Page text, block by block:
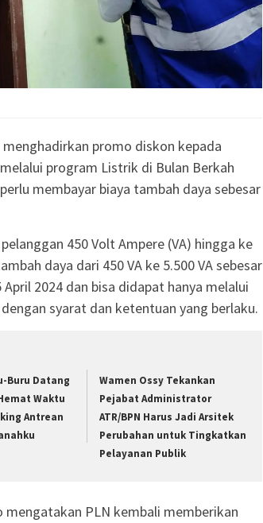
promo diskon kepada
program Listrik di Bulan Berkah
membayar biaya tambah daya sebesar
450 Volt Ampere (VA) hingga ke
daya dari 450 VA ke 5.500 VA sebesar
2024 dan bisa didapat hanya melalui
syarat dan ketentuan yang berlaku.
Buru Datang
Waktu
Antrean
Wamen Ossy Tekankan
Pejabat Administrator
ATR/BPN Harus Jadi Arsitek
Perubahan untuk Tingkatkan
Pelayanan Publik
PLN kembali memberikan